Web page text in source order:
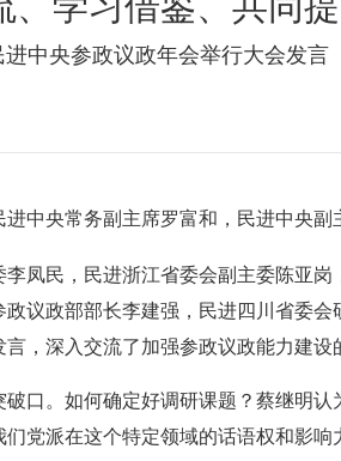
进中央参政议政年会举行大会发言
中央常务副主席罗富和，民进中央
凤民，民进浙江省委会副主委陈亚
议政部部长李建强，民进四川省委
，深入交流了加强参政议政能力建设
口。如何确定好调研课题？蔡继明
党派在这个特定领域的话语权和影